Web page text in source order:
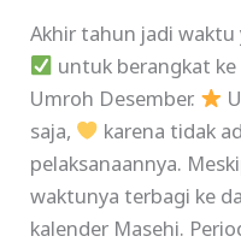
Akhir tahun jadi
untuk berangkat ke
Umroh Desember.
saja,
karena tidak
pelaksanaannya.
waktunya terbagi ke
kalender Masehi.